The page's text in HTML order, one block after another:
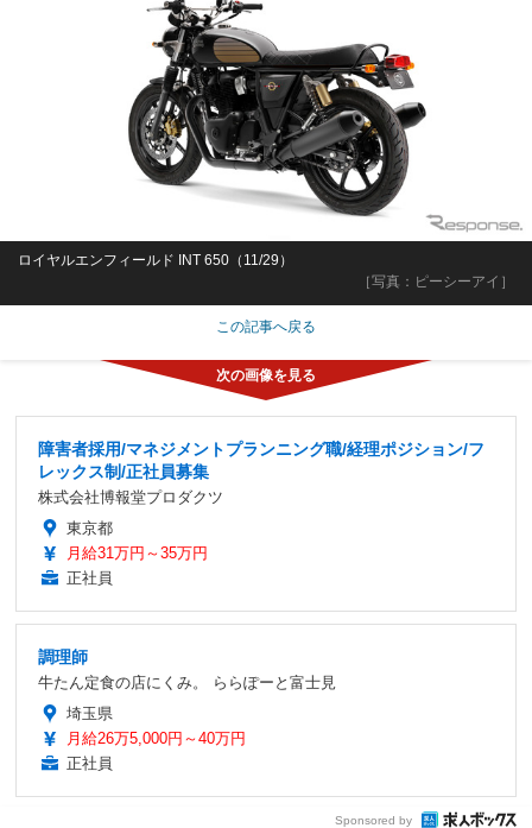
［写真：ピーシーアイ］
ロイヤルエンフィールド INT 650（11/29）
この記事へ戻る
障害者採用/マネジメントプランニング職/経理ポジション/フ
レックス制/正社員募集
株式会社博報堂プロダクツ
東京都
月給31万円～35万円
正社員
調理師
牛たん定食の店にくみ。 ららぽーと富士見
埼玉県
月給26万5,000円～40万円
正社員
Sponsored by